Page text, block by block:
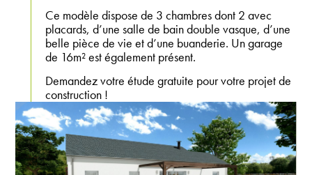
Ce modèle dispose de 3 chambres dont 2 avec
placards, d’une salle de bain double vasque, d’une
belle pièce de vie et d’une buanderie. Un garage
de 16m² est également présent.
Demandez votre étude gratuite pour votre projet de
construction !